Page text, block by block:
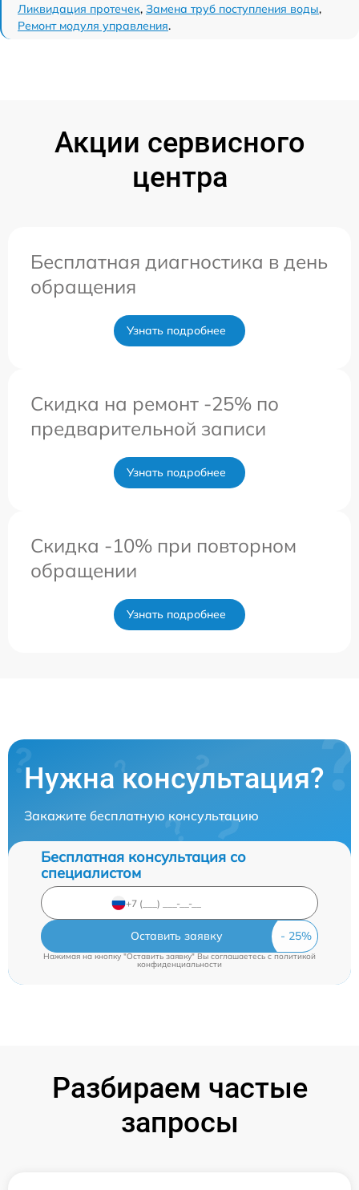
Ликвидация протечек, Замена труб поступления воды,
Ремонт модуля управления.
Акции сервисного
центра
Бесплатная диагностика в день
обращения
Узнать подробнее
Скидка на ремонт -25% по
предварительной записи
Узнать подробнее
Скидка -10% при повторном
обращении
Узнать подробнее
Нужна консультация?
Закажите бесплатную консультацию
Бесплатная консультация со
специалистом
Оставить заявку
Нажимая на кнопку "Оставить заявку" Вы соглашаетесь c политикой
конфиденциальности
Разбираем частые
запросы